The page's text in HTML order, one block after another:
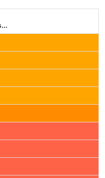
Wassertemperatur (°C)